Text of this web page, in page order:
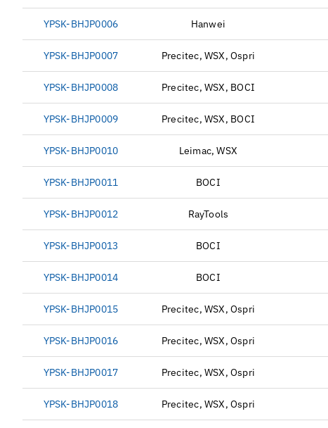
YPSK-BHJP0006 Hanwei
YPSK-BHJP0007 Precitec, WSX, Ospri
YPSK-BHJP0008 Precitec, WSX, BOCI
YPSK-BHJP0009 Precitec, WSX, BOCI
YPSK-BHJP0010 Leimac, WSX
YPSK-BHJP0011 BOCI
YPSK-BHJP0012 RayTools
YPSK-BHJP0013 BOCI
YPSK-BHJP0014 BOCI
YPSK-BHJP0015 Precitec, WSX, Ospri
YPSK-BHJP0016 Precitec, WSX, Ospri
YPSK-BHJP0017 Precitec, WSX, Ospri
YPSK-BHJP0018 Precitec, WSX, Ospri